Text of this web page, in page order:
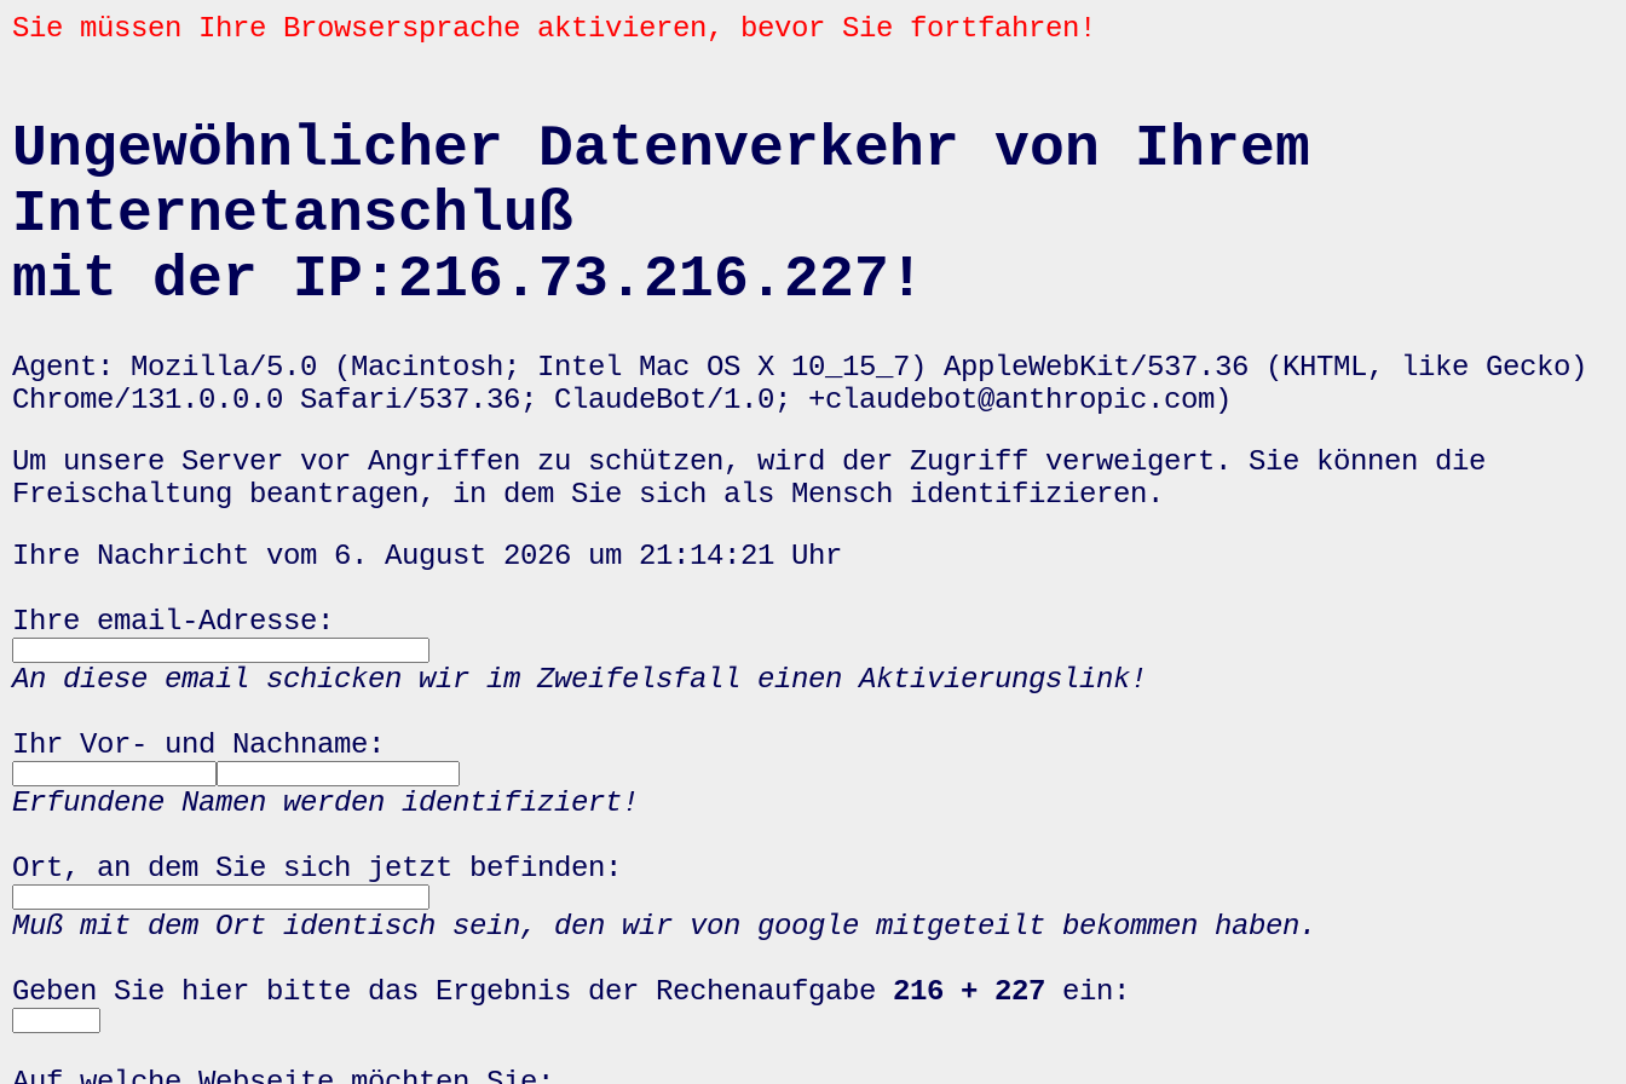
Sie müssen Ihre Browsersprache aktivieren, bevor Sie fortfahren!
Ungewöhnlicher Datenverkehr von Ihrem
Internetanschluß
mit der IP:216.73.216.227!
Agent: Mozilla/5.0 (Macintosh; Intel Mac OS X 10_15_7) AppleWebKit/537.36 (KHTML, like Gecko)
Chrome/131.0.0.0 Safari/537.36; ClaudeBot/1.0; +claudebot@anthropic.com)
Um unsere Server vor Angriffen zu schützen, wird der Zugriff verweigert. Sie können die
Freischaltung beantragen, in dem Sie sich als Mensch identifizieren.
Ihre Nachricht vom 6. August 2026 um 21:14:21 Uhr
Ihre email-Adresse:
An diese email schicken wir im Zweifelsfall einen Aktivierungslink!
Ihr Vor- und Nachname:
Erfundene Namen werden identifiziert!
Ort, an dem Sie sich jetzt befinden:
Muß mit dem Ort identisch sein, den wir von google mitgeteilt bekommen haben.
Geben Sie hier bitte das Ergebnis der Rechenaufgabe 216 + 227 ein: